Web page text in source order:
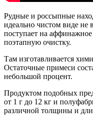
Рудные и россыпные
идеально чистом виде не
поступает на
поэтапную очистку.
Там изготавливается
Остаточные примеси
небольшой процент.
Продуктом подобных
от 1 г до 12 кг и
различной толщины и